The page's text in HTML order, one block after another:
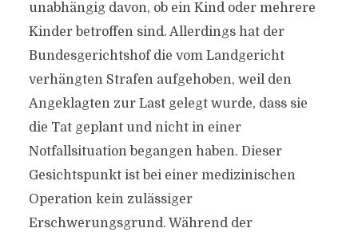
unabhängig davon, ob ein Kind oder mehrere
Kinder betroffen sind. Allerdings hat der
Bundesgerichtshof die vom Landgericht
verhängten Strafen aufgehoben, weil den
Angeklagten zur Last gelegt wurde, dass sie
die Tat geplant und nicht in einer
Notfallsituation begangen haben. Dieser
Gesichtspunkt ist bei einer medizinischen
Operation kein zulässiger
Erschwerungsgrund. Während der